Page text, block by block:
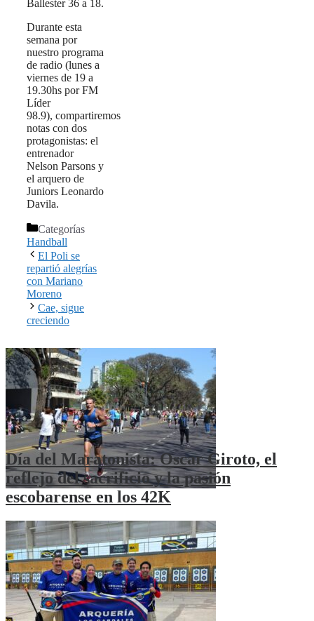
Ballester 36 a 18.
Durante esta
semana por
nuestro programa
de radio (lunes a
viernes de 19 a
19.30hs por FM
Líder
98.9), compartiremos
notas con dos
protagonistas: el
entrenador
Nelson Parsons y
el arquero de
Juniors Leonardo
Davila.
Categorías
Handball
El Poli se
repartió alegrías
con Mariano
Moreno
Cae, sigue
creciendo
Día del Maratonista: Oscar Giroto, el
reflejo del sacrificio y la pasión
escobarense en los 42K